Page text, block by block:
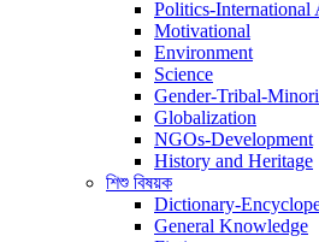
Politics-International
Motivational
Environment
Science
Gender-Tribal-
Globalization
NGOs-Development
History and Heritage
শিশু বিষয়ক
Dictionary-
General Knowledge